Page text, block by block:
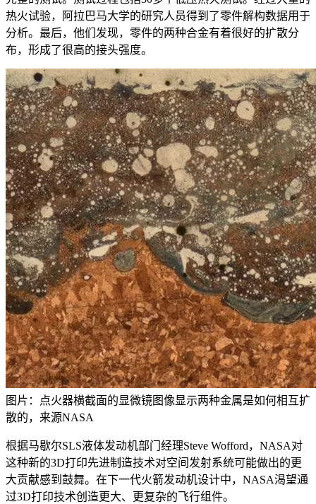
热火试验，阿拉巴马大学的研究人员得到了零件解构数据用于
分析。最后，他们发现，零件的两种合金有着很好的扩散分
布，形成了很高的接头强度。
图片：点火器横截面的显微镜图像显示两种金属是如何相互扩
散的，来源NASA
根据马歇尔SLS液体发动机部门经理Steve Wofford，NASA对
这种新的3D打印先进制造技术对空间发射系统可能做出的更
大贡献感到鼓舞。在下一代火箭发动机设计中，NASA渴望通
过3D打印技术创造更大、更复杂的飞行组件。